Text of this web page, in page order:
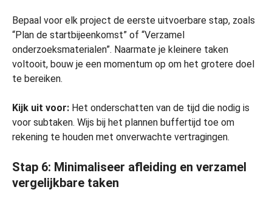
Bepaal voor elk project de eerste uitvoerbare stap, zoals
“Plan de startbijeenkomst” of “Verzamel
onderzoeksmaterialen”. Naarmate je kleinere taken
voltooit, bouw je een momentum op om het grotere doel
te bereiken.
Kijk uit voor: Het onderschatten van de tijd die nodig is
voor subtaken. Wijs bij het plannen buffertijd toe om
rekening te houden met onverwachte vertragingen.
Stap 6: Minimaliseer afleiding en verzamel
vergelijkbare taken